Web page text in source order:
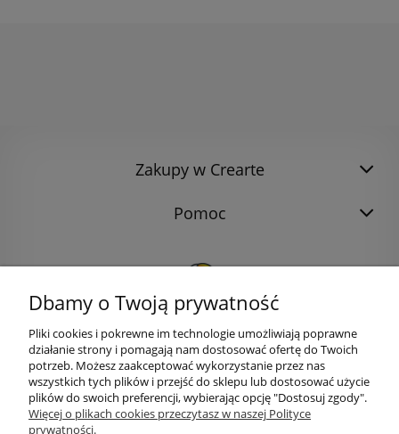
Zakupy w Crearte
Pomoc
email:bok@ArtykulyDlaPlastykow.pl
Dbamy o Twoją prywatność
Pliki cookies i pokrewne im technologie umożliwiają poprawne
działanie strony i pomagają nam dostosować ofertę do Twoich
potrzeb. Możesz zaakceptować wykorzystanie przez nas
wszystkich tych plików i przejść do sklepu lub dostosować użycie
plików do swoich preferencji, wybierając opcję "Dostosuj zgody".
Więcej o plikach cookies przeczytasz w naszej Polityce
prywatności.